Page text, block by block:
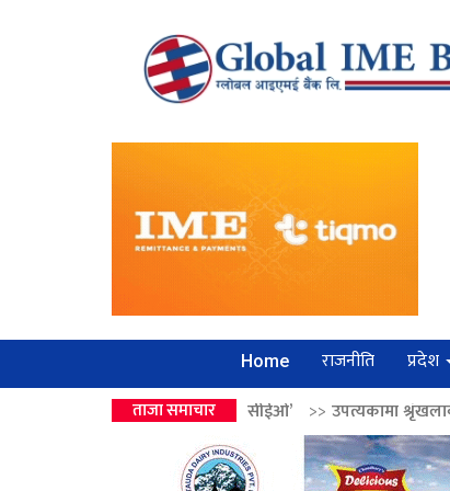
Home राजनीति प्रदेश
ताजा समाचार
‘लगानी बोर्डको सीईओ’ >>उपत्यकामा श्रृंखलाबद्ध सिक्री लुट्ने